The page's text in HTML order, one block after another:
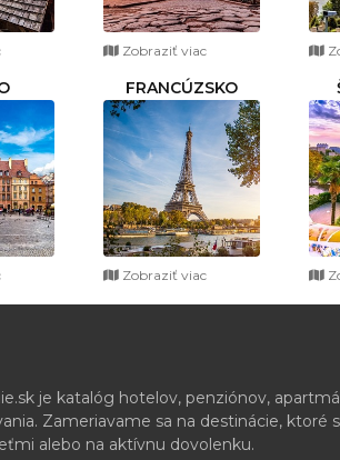
Zobraziť viac
FRANCÚZSKO
Zobraziť viac
je katalóg hotelov, penziónov,
Zameriavame sa na destinácie, ktoré
alebo na aktívnu dovolenku.